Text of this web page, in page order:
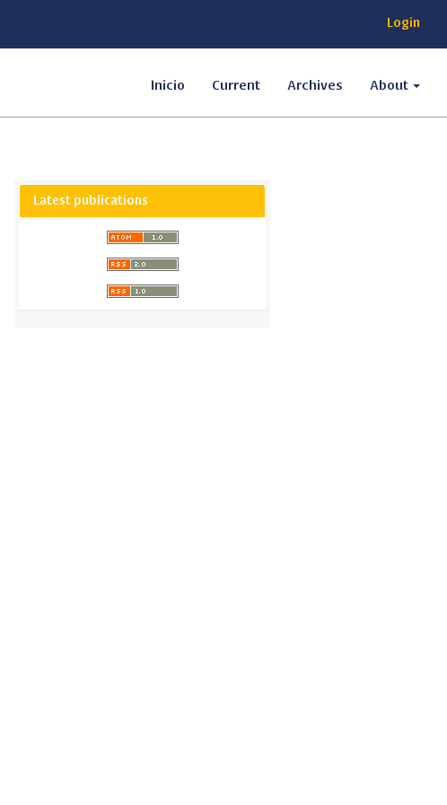
Login
Inicio Current Archives About
Latest publications